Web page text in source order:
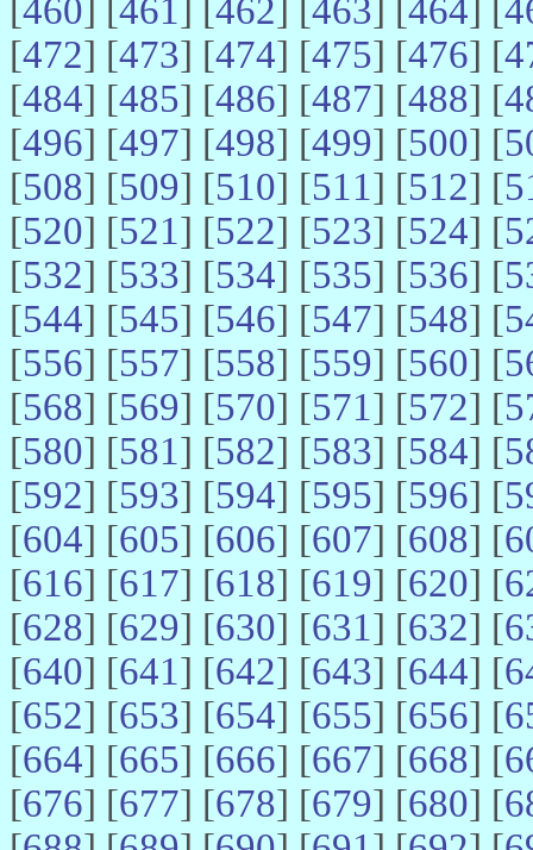
[460] [461] [462] [463] [464] [
[472] [473] [474] [475] [476] [
[484] [485] [486] [487] [488] [
[496] [497] [498] [499] [500] [
[508] [509] [510] [511] [512] [
[520] [521] [522] [523] [524] [
[532] [533] [534] [535] [536] [
[544] [545] [546] [547] [548] [
[556] [557] [558] [559] [560] [
[568] [569] [570] [571] [572] [
[580] [581] [582] [583] [584] [
[592] [593] [594] [595] [596] [
[604] [605] [606] [607] [608] [
[616] [617] [618] [619] [620] [
[628] [629] [630] [631] [632] [
[640] [641] [642] [643] [644] [
[652] [653] [654] [655] [656] [
[664] [665] [666] [667] [668] [
[676] [677] [678] [679] [680] [